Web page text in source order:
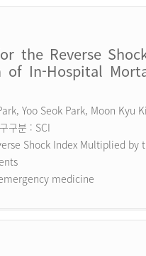
the Reverse
In-Hospital
Yoo Seok Park, Moon Kyu
구분 : SCI
Shock Index Multiplied by
medicine